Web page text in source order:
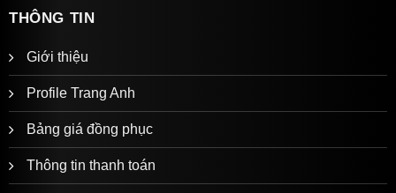
THÔNG TIN
Giới thiệu
Profile Trang Anh
Bảng giá đồng phục
Thông tin thanh toán